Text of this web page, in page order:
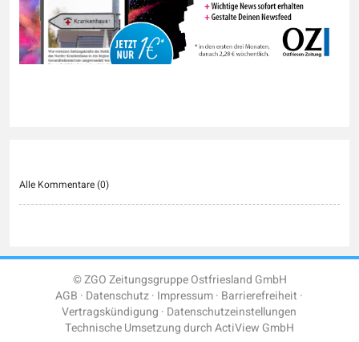
Alle Kommentare (0)
© ZGO Zeitungsgruppe Ostfriesland GmbH
AGB Datenschutz Impressum Barrierefreiheit
Vertragskündigung Datenschutzeinstellungen
Technische Umsetzung durchActiView GmbH